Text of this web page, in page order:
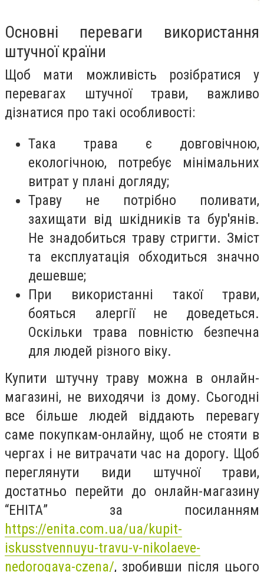
Основні переваги використання
штучної країни
Щоб мати можливість розібратися у
перевагах штучної трави, важливо
дізнатися про такі особливості:
Така трава є довговічною,
екологічною, потребує мінімальних
витрат у плані догляду;
Траву не потрібно поливати,
захищати від шкідників та бур'янів.
Не знадобиться траву стригти. Зміст
та експлуатація обходиться значно
дешевше;
При використанні такої трави,
бояться алергії не доведеться.
Оскільки трава повністю безпечна
для людей різного віку.
Купити штучну траву можна в онлайн-
магазині, не виходячи із дому. Сьогодні
все більше людей віддають перевагу
саме покупкам-онлайну, щоб не стояти в
чергах і не витрачати час на дорогу. Щоб
переглянути види штучної трави,
достатньо перейти до онлайн-магазину
“ЕНІТА” за посиланням
https://enita.com.ua/ua/kupit-
iskusstvennuyu-travu-v-nikolaeve-
nedorogaya-czena/, зробивши після цього